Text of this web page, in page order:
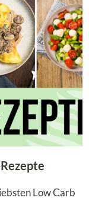
Low Carb